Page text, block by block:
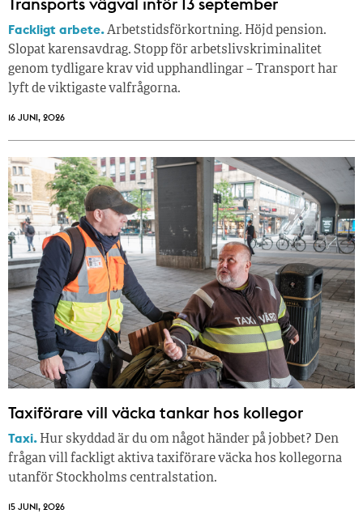
Fackligt arbete.Arbetstidsförkortning. Höjd pension.
Slopat karensavdrag. Stopp för arbetslivskriminalitet
genom tydligare krav vid upphandlingar – Transport har
lyft de viktigaste valfrågorna.
16 JUNI, 2026
Taxiförare vill väcka tankar hos kollegor
Taxi. Hur skyddad är du om något händer på jobbet? Den
frågan vill fackligt aktiva taxiförare väcka hos kollegorna
utanför Stockholms centralstation.
15 JUNI, 2026